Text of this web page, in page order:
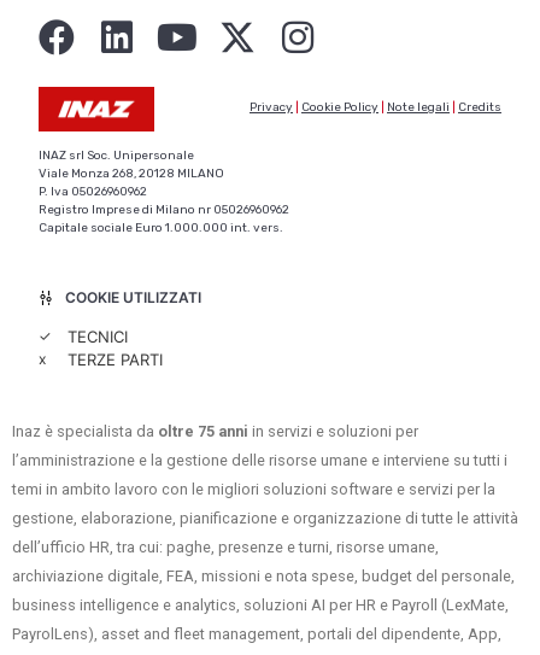
Privacy Cookie Policy Note legali Credits
INAZ srl Soc. Unipersonale
Viale Monza 268, 20128 MILANO
P. Iva 05026960962
Registro Imprese di Milano nr 05026960962
Capitale sociale Euro 1.000.000 int. vers.
COOKIE UTILIZZATI
✓ TECNICI
x TERZE PARTI
Inaz è specialista da oltre 75 anni in servizi e soluzioni per
l’amministrazione e la gestione delle risorse umane e interviene su tutti i
temi in ambito lavoro con le migliori soluzioni software e servizi per la
gestione, elaborazione, pianificazione e organizzazione di tutte le attività
dell’ufficio HR, tra cui: paghe, presenze e turni, risorse umane,
archiviazione digitale, FEA, missioni e nota spese, budget del personale,
business intelligence e analytics, soluzioni AI per HR e Payroll (LexMate,
PayrolLens), asset and fleet management, portali del dipendente, App,